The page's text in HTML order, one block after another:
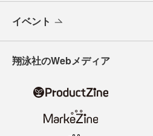
イベント
翔泳社のWebメディア